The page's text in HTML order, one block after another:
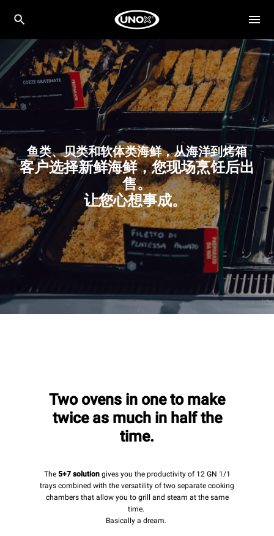
鱼类、贝类和软体类海鲜，从海洋到烤箱
客户选择新鲜海鲜，您现场烹饪后出
售。
让您心想事成。
Two ovens in one to make
twice as much in half the
time.
The 5+7 solution gives you the productivity of 12 GN 1/1
trays combined with the versatility of two separate cooking
chambers that allow you to grill and steam at the same
time.
Basically a dream.